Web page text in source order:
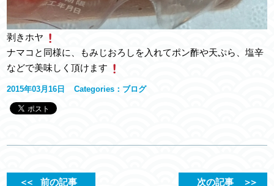
剥きホヤ
ナマコと同様に、もみじおろしを入れてポン酢や天ぷら、塩辛
などで美味しく頂けます
2015年03月16日 Categories： ブログ
＜＜前の記事 次の記事 ＞＞